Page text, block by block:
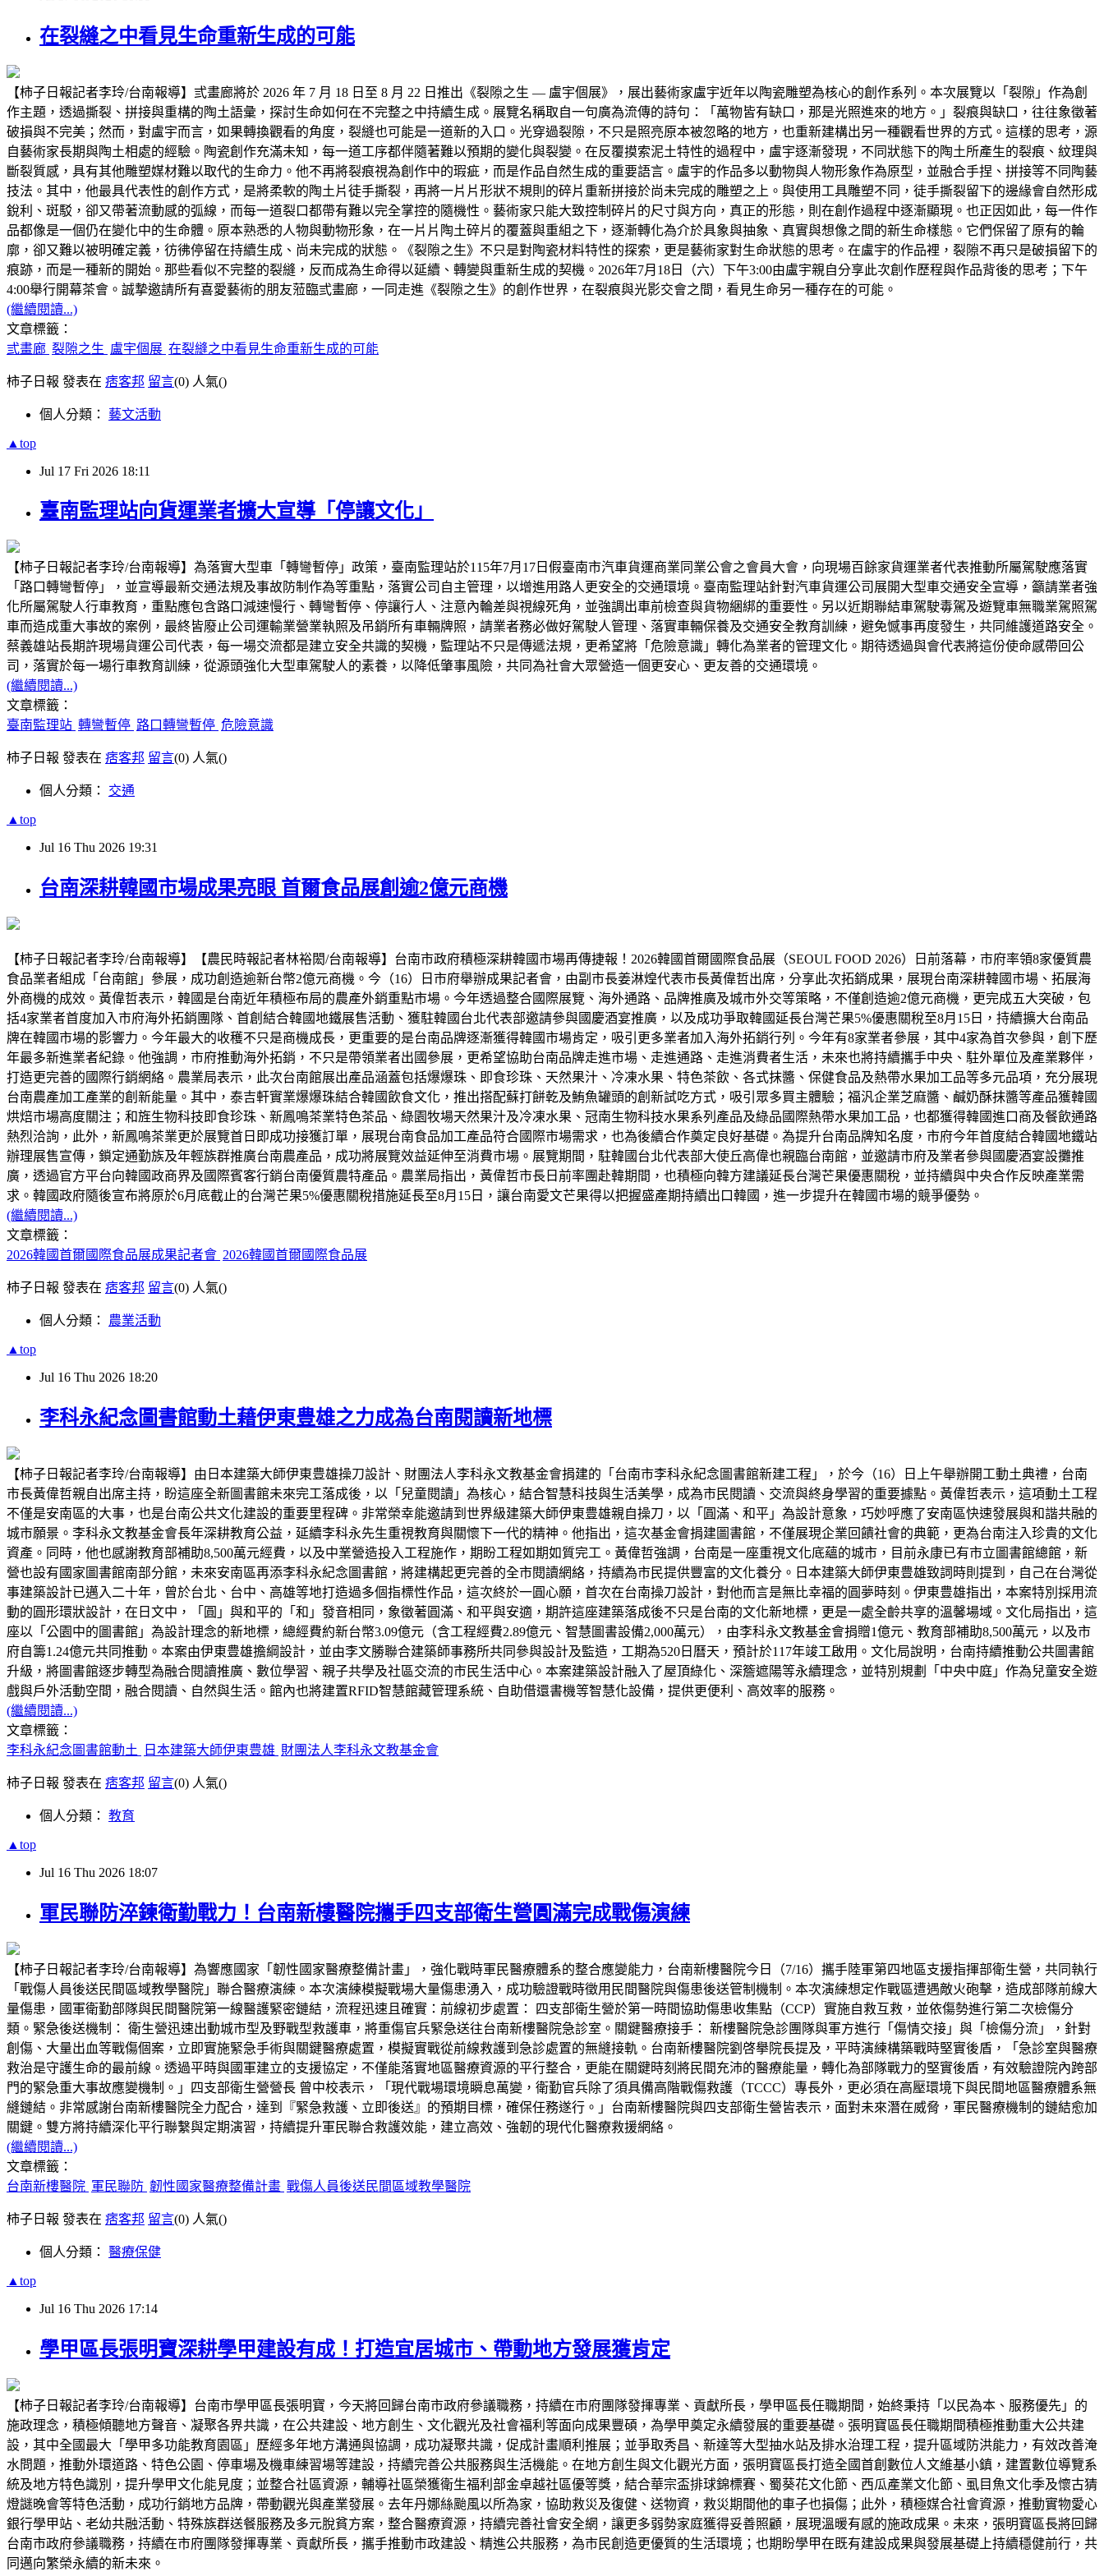
在裂縫之中看見生命重新生成的可能
【柿子日報記者李玲/台南報導】弎畫廊將於 2026 年 7 月 18 日至 8 月 22 日推出《裂隙之生 — 盧宇個展》，展出藝術家盧宇近年以陶瓷雕塑為核心的創作系列。本次展覽以「裂隙」作為創
作主題，透過撕裂、拼接與重構的陶土語彙，探討生命如何在不完整之中持續生成。展覽名稱取自一句廣為流傳的詩句：「萬物皆有缺口，那是光照進來的地方。」裂痕與缺口，往往象徵著
破損與不完美；然而，對盧宇而言，如果轉換觀看的角度，裂縫也可能是一道新的入口。光穿過裂隙，不只是照亮原本被忽略的地方，也重新建構出另一種觀看世界的方式。這樣的思考，源
自藝術家長期與陶土相處的經驗。陶瓷創作充滿未知，每一道工序都伴隨著難以預期的變化與裂變。在反覆摸索泥土特性的過程中，盧宇逐漸發現，不同狀態下的陶土所產生的裂痕、紋理與
斷裂質感，具有其他雕塑媒材難以取代的生命力。他不再將裂痕視為創作中的瑕疵，而是作品自然生成的重要語言。盧宇的作品多以動物與人物形象作為原型，並融合手捏、拼接等不同陶藝
技法。其中，他最具代表性的創作方式，是將柔軟的陶土片徒手撕裂，再將一片片形狀不規則的碎片重新拼接於尚未完成的雕塑之上。與使用工具雕塑不同，徒手撕裂留下的邊緣會自然形成
銳利、斑駁，卻又帶著流動感的弧線，而每一道裂口都帶有難以完全掌控的隨機性。藝術家只能大致控制碎片的尺寸與方向，真正的形態，則在創作過程中逐漸顯現。也正因如此，每一件作
品都像是一個仍在變化中的生命體。原本熟悉的人物與動物形象，在一片片陶土碎片的覆蓋與重組之下，逐漸轉化為介於具象與抽象、真實與想像之間的新生命樣態。它們保留了原有的輪
廓，卻又難以被明確定義，彷彿停留在持續生成、尚未完成的狀態。《裂隙之生》不只是對陶瓷材料特性的探索，更是藝術家對生命狀態的思考。在盧宇的作品裡，裂隙不再只是破損留下的
痕跡，而是一種新的開始。那些看似不完整的裂縫，反而成為生命得以延續、轉變與重新生成的契機。2026年7月18日（六）下午3:00由盧宇親自分享此次創作歷程與作品背後的思考；下午
4:00舉行開幕茶會。誠摯邀請所有喜愛藝術的朋友蒞臨弎畫廊，一同走進《裂隙之生》的創作世界，在裂痕與光影交會之間，看見生命另一種存在的可能。
(繼續閱讀...)
文章標籤：
弎畫廊 裂隙之生 盧宇個展 在裂縫之中看見生命重新生成的可能
柿子日報 發表在 痞客邦 留言(0) 人氣()
個人分類： 藝文活動
▲top
Jul 17 Fri 2026 18:11
臺南監理站向貨運業者擴大宣導「停讓文化」
【柿子日報記者李玲/台南報導】為落實大型車「轉彎暫停」政策，臺南監理站於115年7月17日假臺南市汽車貨運商業同業公會之會員大會，向現場百餘家貨運業者代表推動所屬駕駛應落實
「路口轉彎暫停」，並宣導最新交通法規及事故防制作為等重點，落實公司自主管理，以增進用路人更安全的交通環境。臺南監理站針對汽車貨運公司展開大型車交通安全宣導，籲請業者強
化所屬駕駛人行車教育，重點應包含路口減速慢行、轉彎暫停、停讓行人、注意內輪差與視線死角，並強調出車前檢查與貨物綑綁的重要性。另以近期聯結車駕駛毒駕及遊覽車無職業駕照駕
車而造成重大事故的案例，最終皆廢止公司運輸業營業執照及吊銷所有車輛牌照，請業者務必做好駕駛人管理、落實車輛保養及交通安全教育訓練，避免憾事再度發生，共同維護道路安全。
蔡義雄站長期許現場貨運公司代表，每一場交流都是建立安全共識的契機，監理站不只是傳遞法規，更希望將「危險意識」轉化為業者的管理文化。期待透過與會代表將這份使命感帶回公
司，落實於每一場行車教育訓練，從源頭強化大型車駕駛人的素養，以降低肇事風險，共同為社會大眾營造一個更安心、更友善的交通環境。
(繼續閱讀...)
文章標籤：
臺南監理站 轉彎暫停 路口轉彎暫停 危險意識
柿子日報 發表在 痞客邦 留言(0) 人氣()
個人分類： 交通
▲top
Jul 16 Thu 2026 19:31
台南深耕韓國市場成果亮眼 首爾食品展創逾2億元商機
【柿子日報記者李玲/台南報導】【農民時報記者林裕閎/台南報導】台南市政府積極深耕韓國市場再傳捷報！2026韓國首爾國際食品展（SEOUL FOOD 2026）日前落幕，市府率領8家優質農
食品業者組成「台南館」參展，成功創造逾新台幣2億元商機。今（16）日市府舉辦成果記者會，由副市長姜淋煌代表市長黃偉哲出席，分享此次拓銷成果，展現台南深耕韓國市場、拓展海
外商機的成效。黃偉哲表示，韓國是台南近年積極布局的農產外銷重點市場。今年透過整合國際展覽、海外通路、品牌推廣及城市外交等策略，不僅創造逾2億元商機，更完成五大突破，包
括4家業者首度加入市府海外拓銷團隊、首創結合韓國地鐵展售活動、獲駐韓國台北代表部邀請參與國慶酒宴推廣，以及成功爭取韓國延長台灣芒果5%優惠關稅至8月15日，持續擴大台南品
牌在韓國市場的影響力。今年最大的收穫不只是商機成長，更重要的是台南品牌逐漸獲得韓國市場肯定，吸引更多業者加入海外拓銷行列。今年有8家業者參展，其中4家為首次參與，創下歷
年最多新進業者紀錄。他強調，市府推動海外拓銷，不只是帶領業者出國參展，更希望協助台南品牌走進市場、走進通路、走進消費者生活，未來也將持續攜手中央、駐外單位及產業夥伴，
打造更完善的國際行銷網絡。農業局表示，此次台南館展出產品涵蓋包括爆爆珠、即食珍珠、天然果汁、冷凍水果、特色茶飲、各式抹醬、保健食品及熱帶水果加工品等多元品項，充分展現
台南農產加工產業的創新能量。其中，泰吉軒實業爆爆珠結合韓國飲食文化，推出搭配蘇打餅乾及鮪魚罐頭的創新試吃方式，吸引眾多買主體驗；福汎企業芝麻醬、鹹奶酥抹醬等產品獲韓國
烘焙市場高度關注；和旌生物科技即食珍珠、新鳳鳴茶業特色茶品、綠園牧場天然果汁及冷凍水果、冠南生物科技水果系列產品及綠品國際熱帶水果加工品，也都獲得韓國進口商及餐飲通路
熱烈洽詢，此外，新鳳鳴茶業更於展覽首日即成功接獲訂單，展現台南食品加工產品符合國際市場需求，也為後續合作奠定良好基礎。為提升台南品牌知名度，市府今年首度結合韓國地鐵站
辦理展售宣傳，鎖定通勤族及年輕族群推廣台南農產品，成功將展覽效益延伸至消費市場。展覽期間，駐韓國台北代表部大使丘高偉也親臨台南館，並邀請市府及業者參與國慶酒宴設攤推
廣，透過官方平台向韓國政商界及國際賓客行銷台南優質農特產品。農業局指出，黃偉哲市長日前率團赴韓期間，也積極向韓方建議延長台灣芒果優惠關稅，並持續與中央合作反映產業需
求。韓國政府隨後宣布將原於6月底截止的台灣芒果5%優惠關稅措施延長至8月15日，讓台南愛文芒果得以把握盛產期持續出口韓國，進一步提升在韓國市場的競爭優勢。
(繼續閱讀...)
文章標籤：
2026韓國首爾國際食品展成果記者會 2026韓國首爾國際食品展
柿子日報 發表在 痞客邦 留言(0) 人氣()
個人分類： 農業活動
▲top
Jul 16 Thu 2026 18:20
李科永紀念圖書館動土藉伊東豊雄之力成為台南閱讀新地標
【柿子日報記者李玲/台南報導】由日本建築大師伊東豊雄操刀設計、財團法人李科永文教基金會捐建的「台南市李科永紀念圖書館新建工程」，於今（16）日上午舉辦開工動土典禮，台南
市長黃偉哲親自出席主持，盼這座全新圖書館未來完工落成後，以「兒童閱讀」為核心，結合智慧科技與生活美學，成為市民閱讀、交流與終身學習的重要據點。黃偉哲表示，這項動土工程
不僅是安南區的大事，也是台南公共文化建設的重要里程碑。非常榮幸能邀請到世界級建築大師伊東豊雄親自操刀，以「圓滿、和平」為設計意象，巧妙呼應了安南區快速發展與和諧共融的
城市願景。李科永文教基金會長年深耕教育公益，延續李科永先生重視教育與關懷下一代的精神。他指出，這次基金會捐建圖書館，不僅展現企業回饋社會的典範，更為台南注入珍貴的文化
資產。同時，他也感謝教育部補助8,500萬元經費，以及中業營造投入工程施作，期盼工程如期如質完工。黃偉哲強調，台南是一座重視文化底蘊的城市，目前永康已有市立圖書館總館，新
營也設有國家圖書館南部分館，未來安南區再添李科永紀念圖書館，將建構起更完善的全市閱讀網絡，持續為市民提供豐富的文化養分。日本建築大師伊東豊雄致詞時則提到，自己在台灣從
事建築設計已邁入二十年，曾於台北、台中、高雄等地打造過多個指標性作品，這次終於一圓心願，首次在台南操刀設計，對他而言是無比幸福的圓夢時刻。伊東豊雄指出，本案特別採用流
動的圓形環狀設計，在日文中，「圓」與和平的「和」發音相同，象徵著圓滿、和平與安適，期許這座建築落成後不只是台南的文化新地標，更是一處全齡共享的溫馨場域。文化局指出，這
座以「公園中的圖書館」為設計理念的新地標，總經費約新台幣3.09億元（含工程經費2.89億元、智慧圖書設備2,000萬元），由李科永文教基金會捐贈1億元、教育部補助8,500萬元，以及市
府自籌1.24億元共同推動。本案由伊東豊雄擔綱設計，並由李文勝聯合建築師事務所共同參與設計及監造，工期為520日曆天，預計於117年竣工啟用。文化局說明，台南持續推動公共圖書館
升級，將圖書館逐步轉型為融合閱讀推廣、數位學習、親子共學及社區交流的市民生活中心。本案建築設計融入了屋頂綠化、深簷遮陽等永續理念，並特別規劃「中央中庭」作為兒童安全遊
戲與戶外活動空間，融合閱讀、自然與生活。館內也將建置RFID智慧館藏管理系統、自助借還書機等智慧化設備，提供更便利、高效率的服務。
(繼續閱讀...)
文章標籤：
李科永紀念圖書館動土
日本建築大師伊東豊雄 財團法人李科永文教基金會
柿子日報 發表在 痞客邦 留言(0) 人氣()
個人分類： 教育
▲top
Jul 16 Thu 2026 18:07
軍民聯防淬鍊衛勤戰力！台南新樓醫院攜手四支部衛生營圓滿完成戰傷演練
【柿子日報記者李玲/台南報導】為響應國家「韌性國家醫療整備計畫」，強化戰時軍民醫療體系的整合應變能力，台南新樓醫院今日（7/16）攜手陸軍第四地區支援指揮部衛生營，共同執行
「戰傷人員後送民間區域教學醫院」聯合醫療演練。本次演練模擬戰場大量傷患湧入，成功驗證戰時徵用民間醫院與傷患後送管制機制。本次演練想定作戰區遭遇敵火砲擊，造成部隊前線大
量傷患，國軍衛勤部隊與民間醫院第一線醫護緊密鏈結，流程迅速且確實：前線初步處置： 四支部衛生營於第一時間協助傷患收集點（CCP）實施自救互救，並依傷勢進行第二次檢傷分
類。緊急後送機制： 衛生營迅速出動城市型及野戰型救護車，將重傷官兵緊急送往台南新樓醫院急診室。關鍵醫療接手： 新樓醫院急診團隊與軍方進行「傷情交接」與「檢傷分流」，針對
創傷、大量出血等戰傷個案，立即實施緊急手術與關鍵醫療處置，模擬實戰從前線救護到急診處置的無縫接軌。台南新樓醫院劉啓擧院長提及，平時演練構築戰時堅實後盾，「急診室與醫療
救治是守護生命的最前線。透過平時與國軍建立的支援協定，不僅能落實地區醫療資源的平行整合，更能在關鍵時刻將民間充沛的醫療能量，轉化為部隊戰力的堅實後盾，有效驗證院內跨部
門的緊急重大事故應變機制。」四支部衛生營營長 曾中校表示，「現代戰場環境瞬息萬變，衛勤官兵除了須具備高階戰傷救護（TCCC）專長外，更必須在高壓環境下與民間地區醫療體系無
縫鏈結。非常感謝台南新樓醫院全力配合，達到『緊急救護、立即後送』的預期目標，確保任務遂行。」台南新樓醫院與四支部衛生營皆表示，面對未來潛在威脅，軍民醫療機制的鏈結愈加
關鍵。雙方將持續深化平行聯繫與定期演習，持續提升軍民聯合救護效能，建立高效、強韌的現代化醫療救援網絡。
(繼續閱讀...)
文章標籤：
台南新樓醫院 軍民聯防 韌性國家醫療整備計畫 戰傷人員後送民間區域教學醫院
柿子日報 發表在 痞客邦 留言(0) 人氣()
個人分類： 醫療保健
▲top
Jul 16 Thu 2026 17:14
學甲區長張明寶深耕學甲建設有成！打造宜居城市、帶動地方發展獲肯定
【柿子日報記者李玲/台南報導】台南市學甲區長張明寶，今天將回歸台南市政府參議職務，持續在市府團隊發揮專業、貢獻所長，學甲區長任職期間，始終秉持「以民為本、服務優先」的
施政理念，積極傾聽地方聲音、凝聚各界共識，在公共建設、地方創生、文化觀光及社會福利等面向成果豐碩，為學甲奠定永續發展的重要基礎。張明寶區長任職期間積極推動重大公共建
設，其中全國最大「學甲多功能教育園區」歷經多年地方溝通與協調，成功凝聚共識，促成計畫順利推展；並爭取秀昌、新達等大型抽水站及排水治理工程，提升區域防洪能力，有效改善淹
水問題，推動外環道路、特色公園、停車場及機車練習場等建設，持續完善公共服務與生活機能。在地方創生與文化觀光方面，張明寶區長打造全國首創數位人文維基小鎮，建置數位導覽系
統及地方特色識別，提升學甲文化能見度；並整合社區資源，輔導社區榮獲衛生福利部金卓越社區優等獎，結合華宗盃排球錦標賽、蜀葵花文化節、西瓜產業文化節、虱目魚文化季及懷古猜
燈謎晚會等特色活動，成功行銷地方品牌，帶動觀光與產業發展。去年丹娜絲颱風以所為家，協助救災及復健、送物資，救災期間他的車子也損傷；此外，積極媒合社會資源，推動實物愛心
銀行學甲站、老幼共融活動、特殊族群送餐服務及多元脫貧方案，整合醫療資源，持續完善社會安全網，讓更多弱勢家庭獲得妥善照顧，展現溫暖有感的施政成果。未來，張明寶區長將回歸
台南市政府參議職務，持續在市府團隊發揮專業、貢獻所長，攜手推動市政建設、精進公共服務，為市民創造更優質的生活環境；也期盼學甲在既有建設成果與發展基礎上持續穩健前行，共
同邁向繁榮永續的新未來。